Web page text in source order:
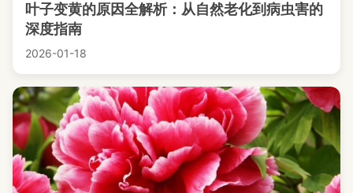
叶子变黄的原因全解析：从自然老化到病虫害的
深度指南
2026-01-18